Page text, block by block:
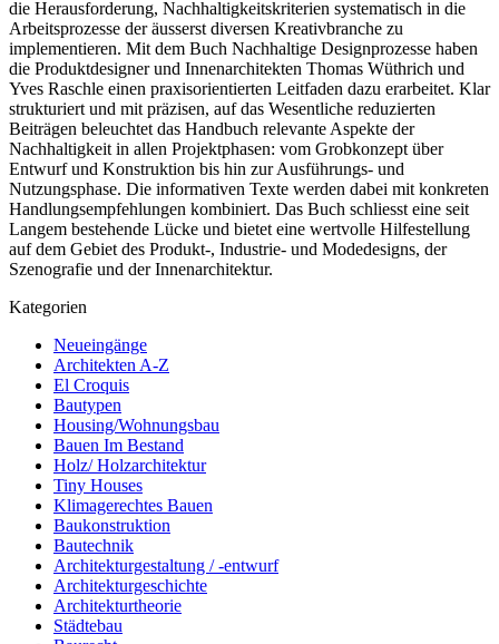
die Herausforderung, Nachhaltigkeitskriterien systematisch in die
Arbeitsprozesse der äusserst diversen Kreativbranche zu
implementieren. Mit dem Buch Nachhaltige Designprozesse haben
die Produktdesigner und Innenarchitekten Thomas Wüthrich und
Yves Raschle einen praxisorientierten Leitfaden dazu erarbeitet. Klar
strukturiert und mit präzisen, auf das Wesentliche reduzierten
Beiträgen beleuchtet das Handbuch relevante Aspekte der
Nachhaltigkeit in allen Projektphasen: vom Grobkonzept über
Entwurf und Konstruktion bis hin zur Ausführungs- und
Nutzungsphase. Die informativen Texte werden dabei mit konkreten
Handlungsempfehlungen kombiniert. Das Buch schliesst eine seit
Langem bestehende Lücke und bietet eine wertvolle Hilfestellung
auf dem Gebiet des Produkt-, Industrie- und Modedesigns, der
Szenografie und der Innenarchitektur.
Kategorien
Neueingänge
Architekten A-Z
El Croquis
Bautypen
Housing/Wohnungsbau
Bauen Im Bestand
Holz/ Holzarchitektur
Tiny Houses
Klimagerechtes Bauen
Baukonstruktion
Bautechnik
Architekturgestaltung / -entwurf
Architekturgeschichte
Architekturtheorie
Städtebau